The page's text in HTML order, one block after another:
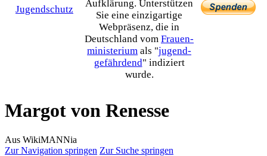
Jugendschutz
Aufklärung. Unterstützen
Sie eine einzig­artige
Webpräsenz, die in
Deutschland vom Frauen­
ministerium als "jugend­
gefährdend" indiziert
wurde.
Margot von Renesse
Aus WikiMANNia
Zur Navigation springen Zur Suche springen